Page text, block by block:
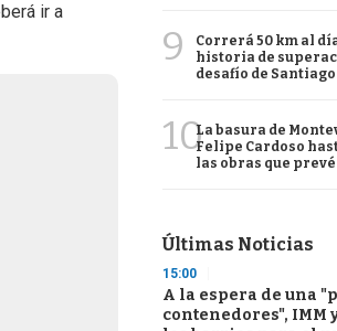
ir a
9
Correrá 50 km al
historia de
desafío de
10La basura de
Felipe Cardoso
las obras que prevé
Últimas Noticias
15:00
A la espera de una
contenedores", IMM